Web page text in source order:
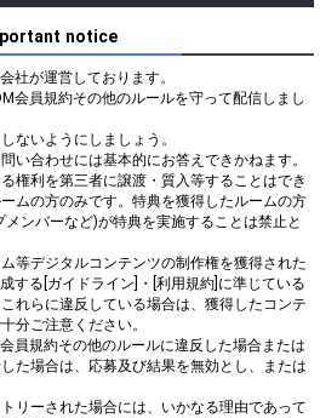
notice
社が運営しております。
会員規約その他のルールを守って配信しまし
ないようにしましょう。
い合わせには基本的にお答えできかねます。
権利を第三者に譲渡・質入等することはでき
ムの方のみです。特典を獲得したルームの方
ンバーなど)が特典を実施することは禁止と
等デジタルコンテンツの制作権を獲得された
する[ガイドライン]・[利用規約]に準じている
れらに違反している場合は、獲得したコンテ
分ご注意ください。
員規約その他のルールに違反した場合または
た場合は、応募及び結果を無効とし、または
リーされた場合には、いかなる理由であって